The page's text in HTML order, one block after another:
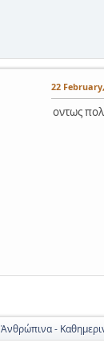
22
οντως
Ἀνθρώπινα -